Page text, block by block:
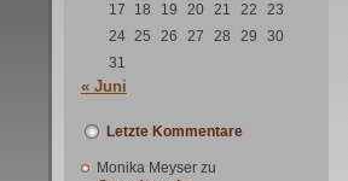
17
18 19 20 21 22
23
24 25 26 27 28 29
30
31
« Juni
Letzte Kommentare
Monika Meyser zu